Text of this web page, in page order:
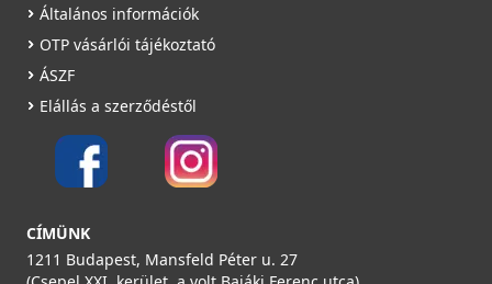
Általános információk
OTP vásárlói tájékoztató
ÁSZF
Elállás a szerződéstől
CÍMÜNK
1211 Budapest, Mansfeld Péter u. 27